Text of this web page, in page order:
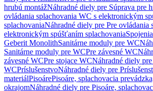
hrubú montážNáhradné diely pre Súprava pre
ovládania splachovania WC s elektronickým
splachovaniaNáhradné diely pre Pre ovládania
elektronickým spúšťaním splachovaniaSpojenia
Geberit MonolithSanitárne moduly pre WC
Sanitárne moduly pre WCPre závesné WC
závesné WCPre stojace WCNáhradné diely
WCPríslušenstvoNáhradné diely pre
materiálPisoárePisoáre, splachovacia
okrajomNáhradné diely pre Pisoáre,